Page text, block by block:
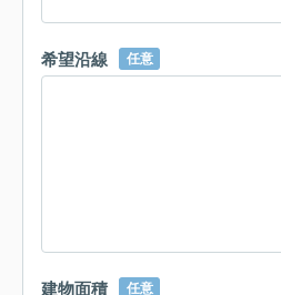
希望沿線 任意
建物面積 任意